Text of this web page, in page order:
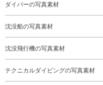
ダイバーの写真素材
沈没船の写真素材
沈没飛行機の写真素材
テクニカルダイビングの写真素材